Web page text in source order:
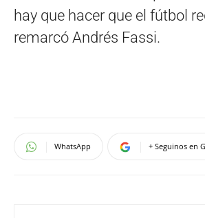
hay que hacer que el fútbol
remarcó Andrés Fassi.
WhatsApp + Seguinos en